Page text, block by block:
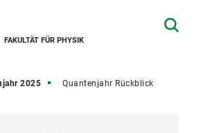
FAKULTÄT FÜR PHYSIK
2025 Quantenjahr Rückblick